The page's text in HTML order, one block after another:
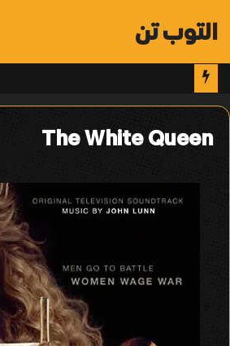
التوب تن
The White Queen